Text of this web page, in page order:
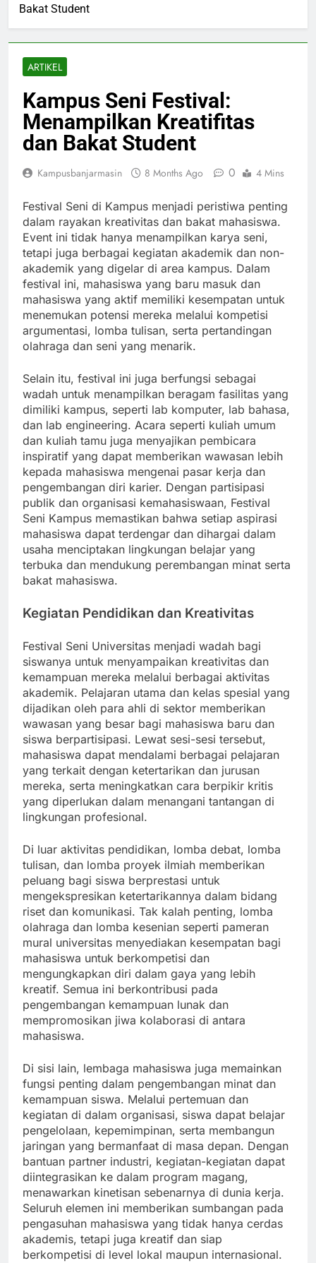
Bakat Student
ARTIKEL
Kampus Seni Festival:
Menampilkan Kreatifitas
dan Bakat Student
Kampusbanjarmasin 8 Months Ago 0 4 Mins
Festival Seni di Kampus menjadi peristiwa penting
dalam rayakan kreativitas dan bakat mahasiswa.
Event ini tidak hanya menampilkan karya seni,
tetapi juga berbagai kegiatan akademik dan non-
akademik yang digelar di area kampus. Dalam
festival ini, mahasiswa yang baru masuk dan
mahasiswa yang aktif memiliki kesempatan untuk
menemukan potensi mereka melalui kompetisi
argumentasi, lomba tulisan, serta pertandingan
olahraga dan seni yang menarik.
Selain itu, festival ini juga berfungsi sebagai
wadah untuk menampilkan beragam fasilitas yang
dimiliki kampus, seperti lab komputer, lab bahasa,
dan lab engineering. Acara seperti kuliah umum
dan kuliah tamu juga menyajikan pembicara
inspiratif yang dapat memberikan wawasan lebih
kepada mahasiswa mengenai pasar kerja dan
pengembangan diri karier. Dengan partisipasi
publik dan organisasi kemahasiswaan, Festival
Seni Kampus memastikan bahwa setiap aspirasi
mahasiswa dapat terdengar dan dihargai dalam
usaha menciptakan lingkungan belajar yang
terbuka dan mendukung perembangan minat serta
bakat mahasiswa.
Kegiatan Pendidikan dan Kreativitas
Festival Seni Universitas menjadi wadah bagi
siswanya untuk menyampaikan kreativitas dan
kemampuan mereka melalui berbagai aktivitas
akademik. Pelajaran utama dan kelas spesial yang
dijadikan oleh para ahli di sektor memberikan
wawasan yang besar bagi mahasiswa baru dan
siswa berpartisipasi. Lewat sesi-sesi tersebut,
mahasiswa dapat mendalami berbagai pelajaran
yang terkait dengan ketertarikan dan jurusan
mereka, serta meningkatkan cara berpikir kritis
yang diperlukan dalam menangani tantangan di
lingkungan profesional.
Di luar aktivitas pendidikan, lomba debat, lomba
tulisan, dan lomba proyek ilmiah memberikan
peluang bagi siswa berprestasi untuk
mengekspresikan ketertarikannya dalam bidang
riset dan komunikasi. Tak kalah penting, lomba
olahraga dan lomba kesenian seperti pameran
mural universitas menyediakan kesempatan bagi
mahasiswa untuk berkompetisi dan
mengungkapkan diri dalam gaya yang lebih
kreatif. Semua ini berkontribusi pada
pengembangan kemampuan lunak dan
mempromosikan jiwa kolaborasi di antara
mahasiswa.
Di sisi lain, lembaga mahasiswa juga memainkan
fungsi penting dalam pengembangan minat dan
kemampuan siswa. Melalui pertemuan dan
kegiatan di dalam organisasi, siswa dapat belajar
pengelolaan, kepemimpinan, serta membangun
jaringan yang bermanfaat di masa depan. Dengan
bantuan partner industri, kegiatan-kegiatan dapat
diintegrasikan ke dalam program magang,
menawarkan kinetisan sebenarnya di dunia kerja.
Seluruh elemen ini memberikan sumbangan pada
pengasuhan mahasiswa yang tidak hanya cerdas
akademis, tetapi juga kreatif dan siap
berkompetisi di level lokal maupun internasional.